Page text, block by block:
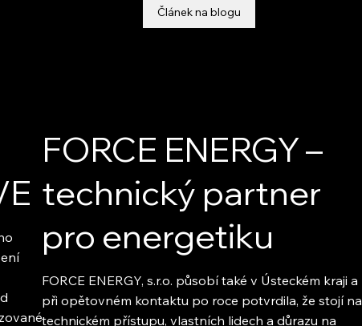
Článek na blogu
FORCE ENERGY –
technický partner
pro energetiku
FORCE ENERGY, s.r.o. působí také v Ústeckém kraji a
při opětovném kontaktu po roce potvrdila, že stojí na
technickém přístupu, vlastních lidech a důrazu na